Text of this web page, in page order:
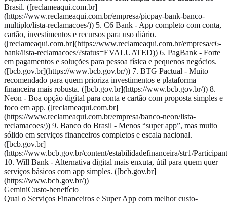
Brasil. ([reclameaqui.com.br]
(https://www.reclameaqui.com.br/empresa/picpay-bank-banco-
multiplo/lista-reclamacoes/)) 5. C6 Bank - App completo com conta,
cartão, investimentos e recursos para uso diário.
([reclameaqui.com.br](https://www.reclameaqui.com.br/empresa/c6-
bank/lista-reclamacoes/?status=EVALUATED)) 6. PagBank - Forte
em pagamentos e soluções para pessoa física e pequenos negócios.
([bcb.gov.br](https://www.bcb.gov.br/)) 7. BTG Pactual - Muito
recomendado para quem prioriza investimentos e plataforma
financeira mais robusta. ([bcb.gov.br](https://www.bcb.gov.br/)) 8.
Neon - Boa opção digital para conta e cartão com proposta simples e
foco em app. ([reclameaqui.com.br]
(https://www.reclameaqui.com.br/empresa/banco-neon/lista-
reclamacoes/)) 9. Banco do Brasil - Menos “super app”, mas muito
sólido em serviços financeiros completos e escala nacional.
([bcb.gov.br]
(https://www.bcb.gov.br/content/estabilidadefinanceira/str1/
10. Will Bank - Alternativa digital mais enxuta, útil para quem quer
serviços básicos com app simples. ([bcb.gov.br]
(https://www.bcb.gov.br/))
GeminiCusto-benefício
Qual o Serviços Financeiros e Super App com melhor custo-